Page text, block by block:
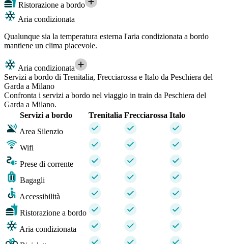
Ristorazione a bordo
Aria condizionata
Qualunque sia la temperatura esterna l'aria condizionata a bordo
mantiene un clima piacevole.
Aria condizionata
Servizi a bordo di Trenitalia, Frecciarossa e Italo da Peschiera del
Garda a Milano
Confronta i servizi a bordo nel viaggio in train da Peschiera del
Garda a Milano.
Servizi a bordo
Trenitalia Frecciarossa Italo
Area Silenzio
Wifi
Prese di corrente
Bagagli
Accessibilità
Ristorazione a bordo
Aria condizionata